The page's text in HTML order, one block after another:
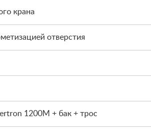
крана
отверстия
1200M + бак + трос